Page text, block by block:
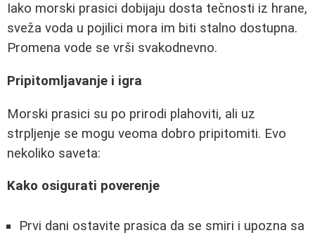
Iako morski prasici dobijaju dosta tečnosti iz hrane,
sveža voda u pojilici mora im biti stalno dostupna.
Promena vode se vrši svakodnevno.
Pripitomljavanje i igra
Morski prasici su po prirodi plahoviti, ali uz
strpljenje se mogu veoma dobro pripitomiti. Evo
nekoliko saveta:
Kako osigurati poverenje
Prvi dani ostavite prasica da se smiri i upozna sa